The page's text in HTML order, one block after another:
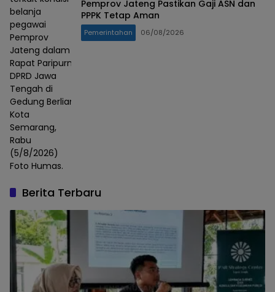
belanja
pegawai
Pemprov
Jateng dalam
Rapat Paripurna
DPRD Jawa
Tengah di
Gedung Berlian,
Kota
Semarang,
Rabu
(5/8/2026)
Foto Humas.
Pemprov Jateng Pastikan Gaji ASN dan
PPPK Tetap Aman
Pemerintahan 06/08/2026
Berita Terbaru